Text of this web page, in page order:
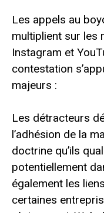
Les appels au
multiplient sur les
Instagram et
contestation
majeurs :
Les détracteurs
l’adhésion de la
doctrine qu’ils
potentiellement
également les
certaines